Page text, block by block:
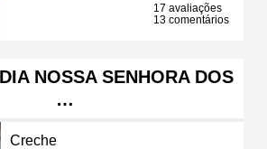
17 avaliações
13 comentários
NOSSA SENHORA DOS
…
Creche